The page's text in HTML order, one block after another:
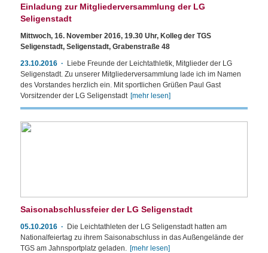
Einladung zur Mitgliederversammlung der LG
Seligenstadt
Mittwoch, 16. November 2016, 19.30 Uhr, Kolleg der TGS
Seligenstadt, Seligenstadt, Grabenstraße 48
23.10.2016
Liebe Freunde der Leichtathletik, Mitglieder der LG
Seligenstadt. Zu unserer Mitgliederversammlung lade ich im Namen
des Vorstandes herzlich ein. Mit sportlichen Grüßen Paul Gast
Vorsitzender der LG Seligenstadt [mehr lesen]
Saisonabschlussfeier der LG Seligenstadt
05.10.2016
Die Leichtathleten der LG Seligenstadt hatten am
Nationalfeiertag zu ihrem Saisonabschluss in das Außengelände der
TGS am Jahnsportplatz geladen. [mehr lesen]